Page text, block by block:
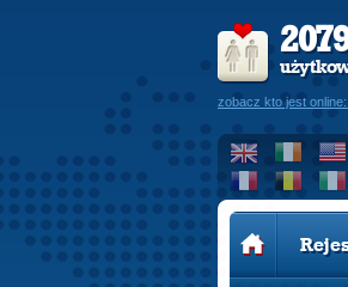
zobacz kto jest online: